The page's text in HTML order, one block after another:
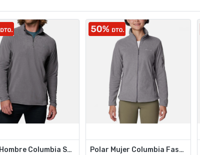
Polar Hombre Columbia Steens Mountain Full Zip 2.0 Gris Polar Mujer Columbia Fast Trek II Jacket Gris